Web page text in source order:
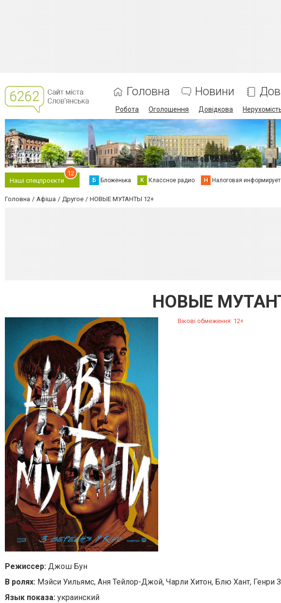
Головна Новини
Робота Оголошення Довідкова
Наші спецпроєкти
12
Б Бложенька К Классное радио Н Налоговая информирует
Головна Афіша Другое НОВЫЕ МУТАНТЫ 12+
НОВЫЕ
Вікові обмеження: 12+
Режиссер: Джош Бун
В ролях: Мэйси Уильямс, Аня Тейлор-Джой, Чарли Хитон, Блю Хант, Генри
Язык показа: украинский